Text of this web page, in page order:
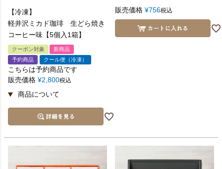
【冷凍】
軽井沢ミカド珈琲 生どら焼き
コーヒー味【5個入1箱】
クーポン対象
新商品
予約商品
クール便（冷凍）
こちらは予約商品です
販売価格 ¥2,800税込
販売価格 ¥756税込